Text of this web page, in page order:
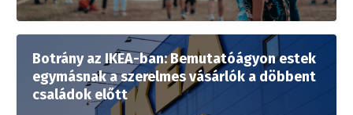
Botrány az IKEA-ban: Bemutatóágyon estek
egymásnak a szerelmes vásárlók a döbbent
családok előtt